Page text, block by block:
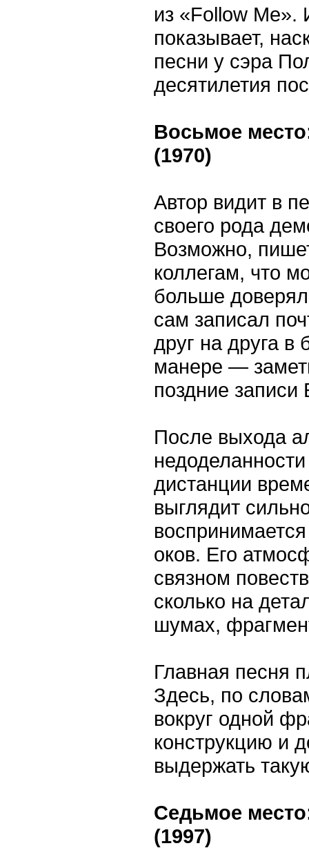
из «Follow Me».
показывает,
песни у сэра
десятилетия
Восьмое
(1970)
Автор видит в
своего рода
Возможно,
коллегам, что
больше
сам записал
друг на друга
манере —
поздние записи
После выхода
дистанции
выглядит
оков. Его
связном
сколько на
шумах,
Главная песня
Здесь, по
вокруг одной
конструкцию и
выдержать
Седьмое
(1997)